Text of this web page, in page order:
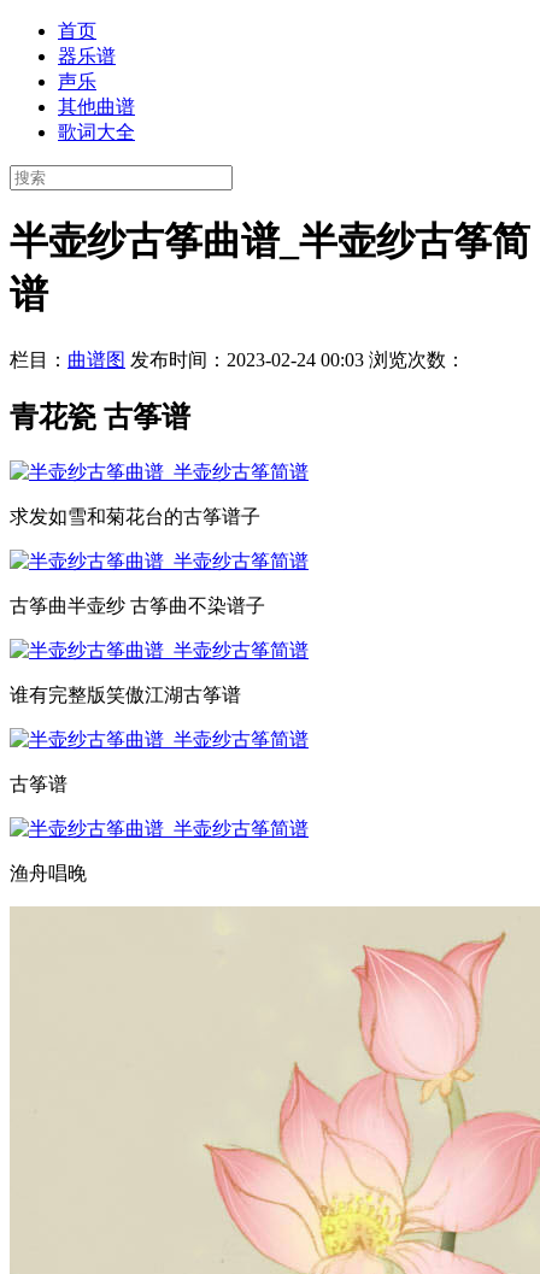
首页
器乐谱
声乐
其他曲谱
歌词大全
半壶纱古筝曲谱_半壶纱古筝简
谱
栏目： 曲谱图 发布时间：2023-02-24 00:03 浏览次数：
青花瓷 古筝谱
求发如雪和菊花台的古筝谱子
古筝曲半壶纱 古筝曲不染谱子
谁有完整版笑傲江湖古筝谱
古筝谱
渔舟唱晚